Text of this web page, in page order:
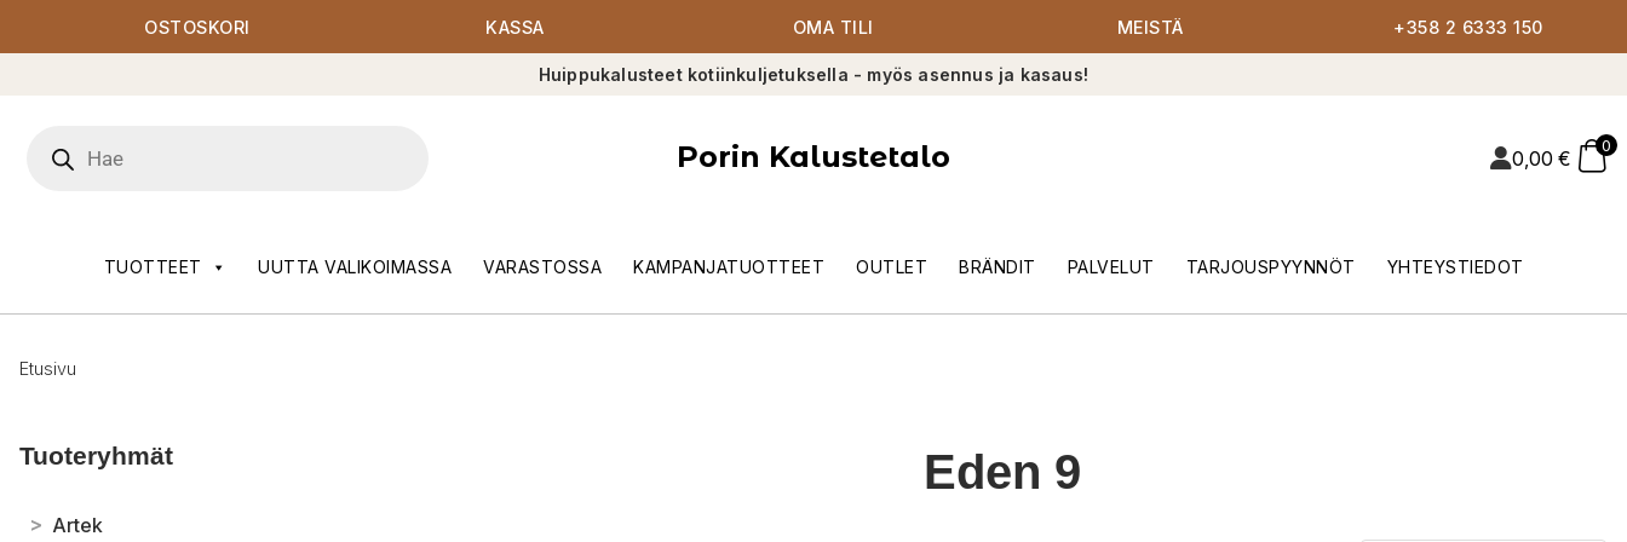
OSTOSKORI KASSA OMA TILI MEISTÄ +358 2 6333 150
Huippukalusteet kotiinkuljetuksella - myös asennus ja kasaus!
search
Porin Kalustetalo 0,00 €
0
TUOTTEET UUTTA VALIKOIMASSA VARASTOSSA KAMPANJATUOTTEET OUTLET BRÄNDIT PALVELUT TARJOUSPYYNNÖT YHTEYSTIEDOT
Etusivu
Tuoteryhmät
> Artek
Eden 9